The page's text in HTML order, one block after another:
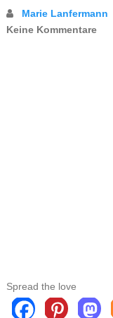
Marie Lanfermann
Keine Kommentare
Spread the love